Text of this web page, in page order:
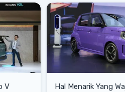
V
Hal Menarik Yang